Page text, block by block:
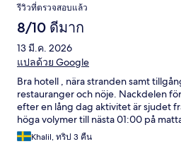
รีวิวที่ตรวจสอบแล้ว
8/10 ดีมาก
13 มี.ค. 2026
แปลด้วย Google
Bra hotell , nära stranden samt
restauranger och nöje. Nackdelen
efter en lång dag aktivitet är sjudet
höga volymer till nästa 01:00 på
Khalil, ทริป 3 คืน